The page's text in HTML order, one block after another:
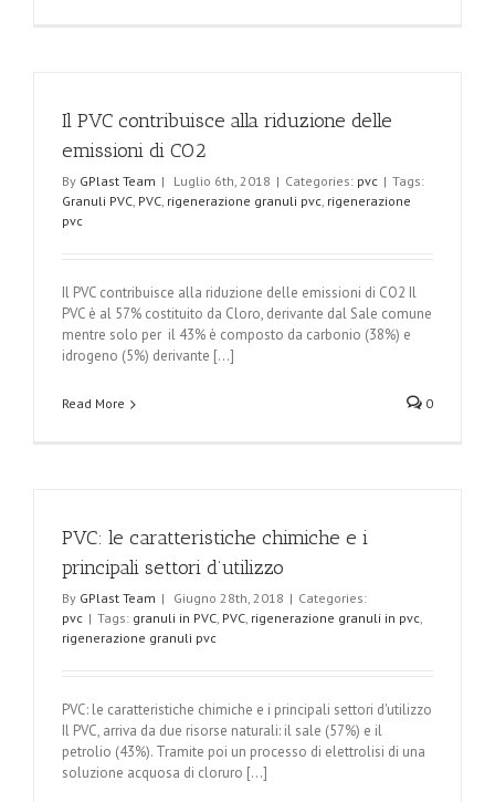
Il PVC contribuisce alla riduzione delle
emissioni di CO2
By GPlast Team | Luglio 6th, 2018 | Categories: pvc | Tags:
Granuli PVC, PVC, rigenerazione granuli pvc, rigenerazione
pvc
Il PVC contribuisce alla riduzione delle emissioni di CO2 Il
PVC è al 57% costituito da Cloro, derivante dal Sale comune
mentre solo per il 43% è composto da carbonio (38%) e
idrogeno (5%) derivante [...]
Read More 0
PVC: le caratteristiche chimiche e i
principali settori d’utilizzo
By GPlast Team | Giugno 28th, 2018 | Categories:
pvc | Tags: granuli in PVC, PVC, rigenerazione granuli in pvc,
rigenerazione granuli pvc
PVC: le caratteristiche chimiche e i principali settori d'utilizzo
Il PVC, arriva da due risorse naturali: il sale (57%) e il
petrolio (43%). Tramite poi un processo di elettrolisi di una
soluzione acquosa di cloruro [...]